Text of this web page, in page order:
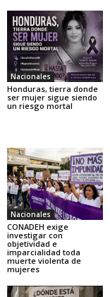
Nacionales
Honduras, tierra donde
ser mujer sigue siendo
un riesgo mortal
Nacionales
CONADEH exige
investigar con
objetividad e
imparcialidad toda
muerte violenta de
mujeres